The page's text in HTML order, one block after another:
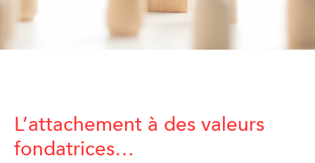
L’attachement à des valeurs
fondatrices…